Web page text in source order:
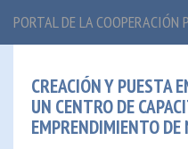
PORTAL DE LA COOPERACIÓN
CREACIÓN Y PUESTA
UN CENTRO DE
EMPRENDIMIENTO DE